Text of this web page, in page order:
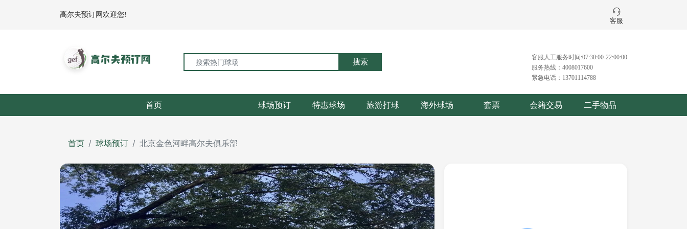
高尔夫预订网欢迎您!
客服
搜索
客服人工服务时间:07:30:00-22:00:00
服务热线：4008017600
紧急电话：13701114788
首页 球场预订 特惠球场 旅游打球 海外球场 套票 会籍交易 二手物品
首页 球场预订 北京金色河畔高尔夫俱乐部